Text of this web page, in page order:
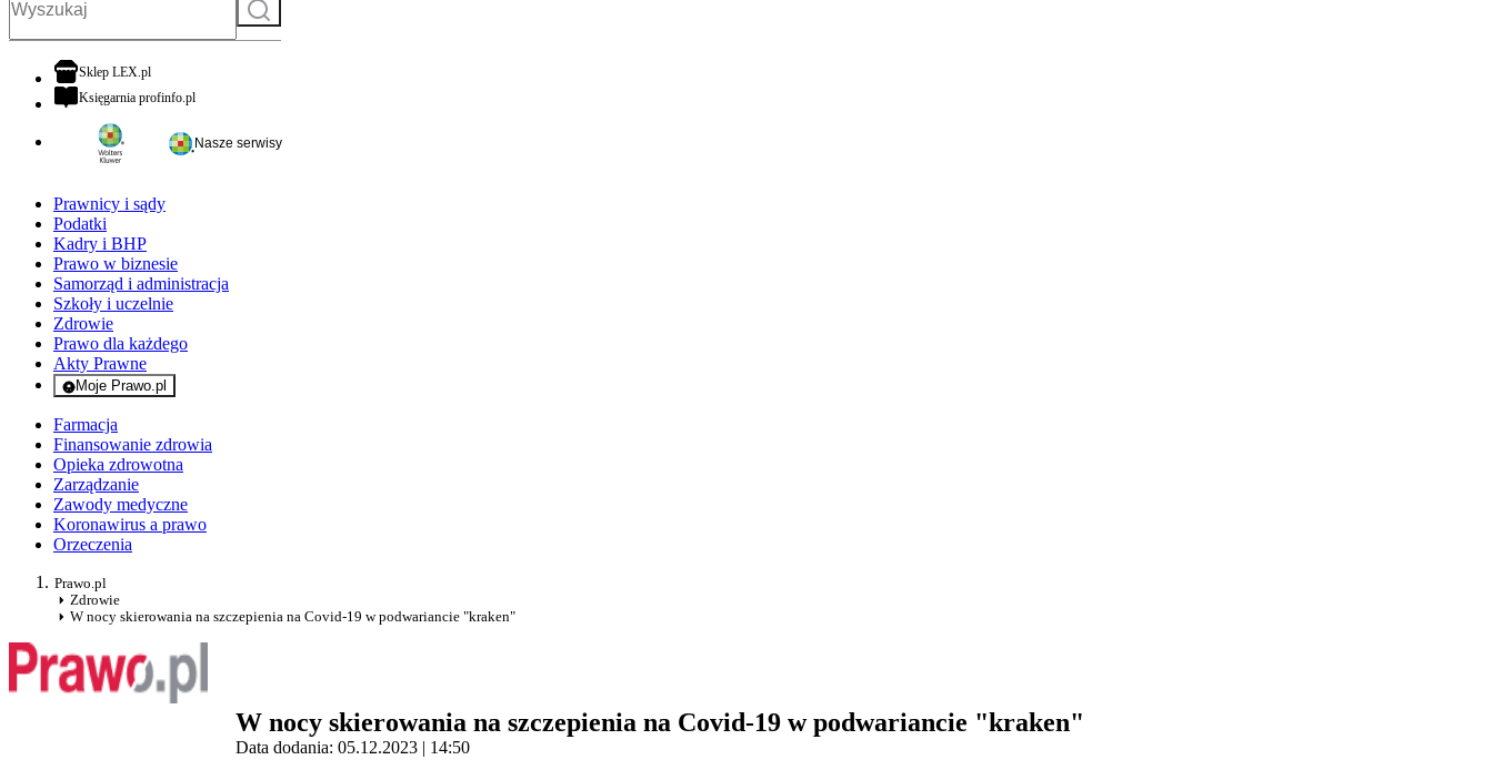
Szukaj
Sklep LEX.plotwiera się w nowej karcie
Księgarnia profinfo.plotwiera się w nowej karcie
Nasze serwisy
Prawnicy i sądy
Podatki
Kadry i BHP
Prawo w biznesie
Samorząd i administracja
Szkoły i uczelnie
Zdrowie
Prawo dla każdego
Akty Prawne
Moje Prawo.pl
- rejestracja i logowanie do serwisu
Farmacja
Finansowanie zdrowia
Opieka zdrowotna
Zarządzanie
Zawody medyczne
Koronawirus a prawo
Orzeczenia
Prawo.pl
Zdrowie
W nocy skierowania na szczepienia na Covid-19 w podwariancie "kraken"
W nocy skierowania na szczepienia na Covid-19 w podwariancie "kraken"
Data dodania: 05.12.2023 | 14:50